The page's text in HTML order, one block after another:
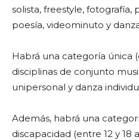
solista, freestyle, fotografía,
poesía, videominuto y
Habrá una categoría única
disciplinas de conjunto
unipersonal y danza
Además, habrá una
discapacidad (entre 12 y 18